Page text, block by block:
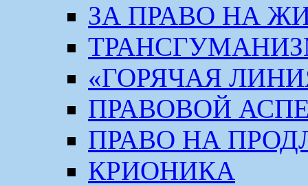
ЗА ПРАВО НА
«ГОРЯЧАЯ
ПРАВОВОЙ
ПРАВО НА
КРИОНИКА